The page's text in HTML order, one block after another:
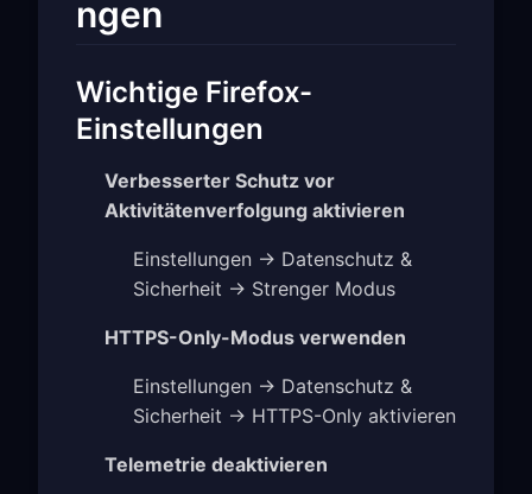
ngen
Wichtige Firefox-
Einstellungen
Verbesserter Schutz vor
Aktivitätenverfolgung aktivieren
Einstellungen → Datenschutz &
Sicherheit → Strenger Modus
HTTPS-Only-Modus verwenden
Einstellungen → Datenschutz &
Sicherheit → HTTPS-Only aktivieren
Telemetrie deaktivieren